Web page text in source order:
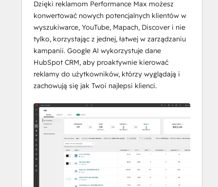
Dzięki reklamom Performance Max możesz
konwertować nowych potencjalnych klientów w
wyszukiwarce, YouTube, Mapach, Discover i nie
tylko, korzystając z jednej, łatwej w zarządzaniu
kampanii. Google AI wykorzystuje dane
HubSpot CRM, aby proaktywnie kierować
reklamy do użytkowników, którzy wyglądają i
zachowują się jak Twoi najlepsi klienci.